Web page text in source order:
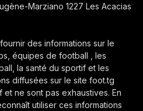
Marziano 1227 Les Acacias
des informations sur le
équipes de football , les
la santé du sportif et les
diffusées sur le site foot.tg
ne sont pas exhaustives. En
utiliser ces informations